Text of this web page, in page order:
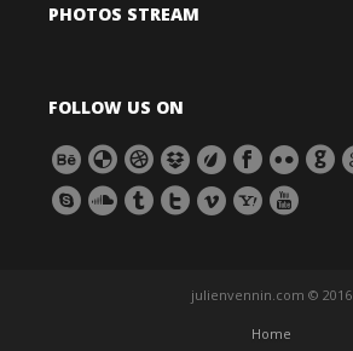
PHOTOS STREAM
FOLLOW US ON
julienvennin.com © 2016
Home